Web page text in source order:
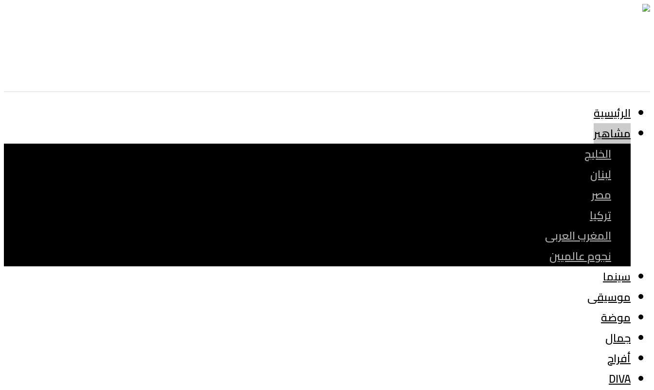
الرئيسية
مشاهير
الخليج
لبنان
مصر
تركيا
المغرب العربى
نجوم عالميين
سينما
موسيقى
موضة
جمال
أفراح
DIVA